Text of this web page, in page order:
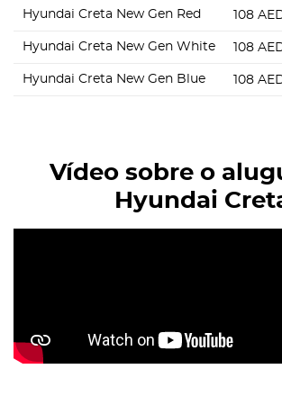
Hyundai Creta New Gen Red 108
Hyundai Creta New Gen White 108
Hyundai Creta New Gen Blue 108
Vídeo sobre o
Hyundai